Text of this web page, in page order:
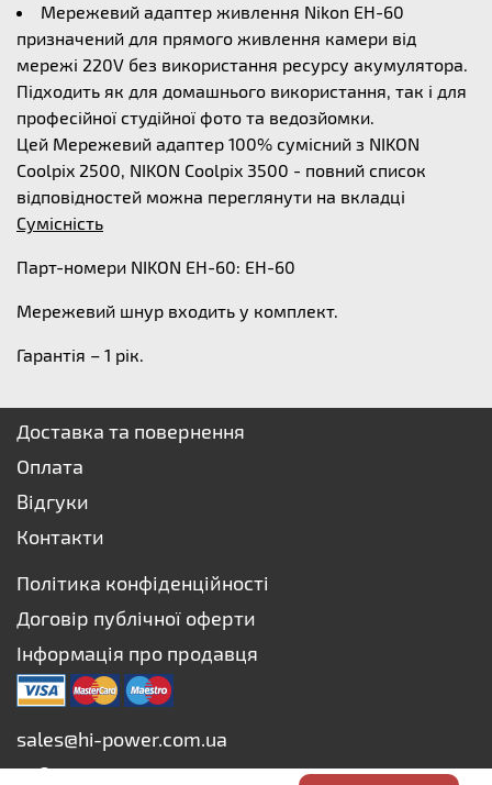
Мережевий адаптер живлення Nikon EH-60
призначений для прямого живлення камери від
мережі 220V без використання ресурсу акумулятора.
Підходить як для домашнього використання, так і для
професійної студійної фото та ведозйомки.
Цей Мережевий адаптер 100% сумісний з NIKON
Coolpix 2500, NIKON Coolpix 3500 - повний список
відповідностей можна переглянути на вкладці
Сумісність
Парт-номери NIKON EH-60: EH-60
Мережевий шнур входить у комплект.
Гарантія – 1 рік.
Доставка та повернення
Оплата
Відгуки
Контакти
Політика конфіденційності
Договір публічної оферти
Інформація про продавця
sales@hi-power.com.ua
+38 073 627-75-73